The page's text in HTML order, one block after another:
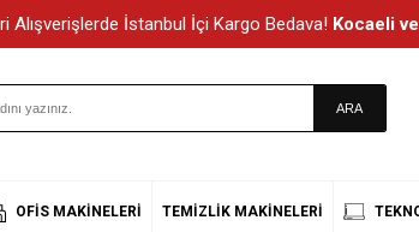
Alışverişlerde İstanbul İçi Kargo Bedava! Kocaeli
OFIS MAKINELERI TEMIZLIK MAKINELERI